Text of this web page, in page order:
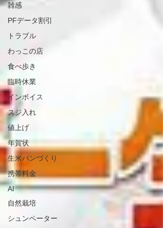
雑感
PFデータ割引
トラブル
わっこの店
食べ歩き
臨時休業
インボイス
スジ入れ
値上げ
年賀状
生米パンづくり
携帯料金
AI
自然栽培
シュンペーター